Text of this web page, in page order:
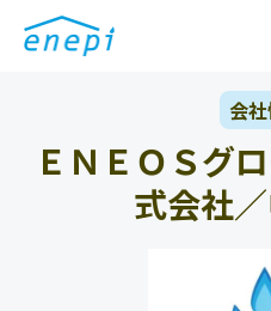
会
ＥＮＥＯＳグ
式会社